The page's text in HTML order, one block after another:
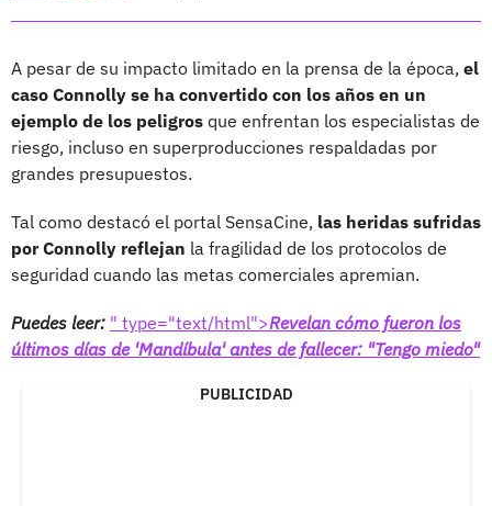
A pesar de su impacto limitado en la prensa de la época, el
caso Connolly se ha convertido con los años en un
ejemplo de los peligros que enfrentan los especialistas de
riesgo, incluso en superproducciones respaldadas por
grandes presupuestos.
Tal como destacó el portal SensaCine, las heridas sufridas
por Connolly reflejan la fragilidad de los protocolos de
seguridad cuando las metas comerciales apremian.
Puedes leer: " type="text/html">Revelan cómo fueron los
últimos días de 'Mandíbula' antes de fallecer: "Tengo miedo"
PUBLICIDAD